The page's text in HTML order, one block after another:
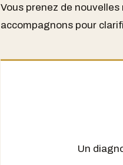
Vous prenez de
accompagnons pour
Un